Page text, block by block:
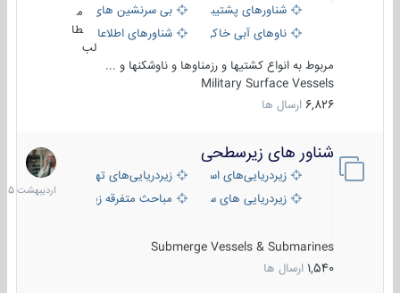
شناورهای پشتیبانی
بی سرنشین های دریایی
ناوهای آبی خاکی و نیروبرشناورهای اطلاعاتی و جاسوسی
طا
لب
مربوط به انواع کشتیها و رزمناوها و ناوشکنها و ...
Military Surface Vessels
6,826 ارسال ها
شناور های زیرسطحی
زیردریایی‌های استراتژیکزیردریایی‌های تهاجمی
زیردریایی های سبک
مباحث متفرقه زیرسطحی
Submerge Vessels & Submarines
1,540 ارسال ها
31
1405